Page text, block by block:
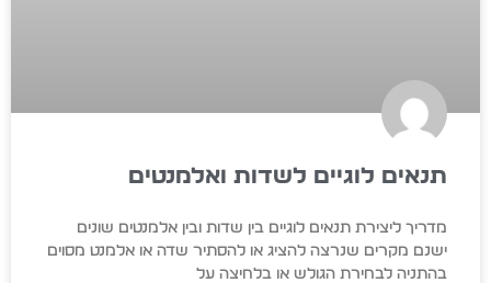
תנאים לוגיים לשדות ואלמנטים
מדריך ליצירת תנאים לוגיים בין שדות ובין אלמנטים שונים
ישנם מקרים שנרצה להציג או להסתיר שדה או אלמנט מסוים
בהתניה לבחירת הגולש או בלחיצה על